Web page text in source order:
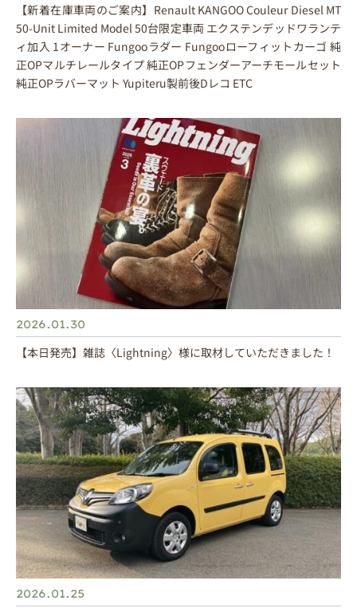
【新着在庫車両のご案内】Renault KANGOO Couleur Diesel MT
50-Unit Limited Model 50台限定車両 エクステンデッドワランテ
ィ加入 1オーナー Fungooラダー Fungooローフィットカーゴ 純
正OPマルチレールタイプ 純正OPフェンダーアーチモールセット
純正OPラバーマット Yupiteru製前後Dレコ ETC
2026.01.30
【本日発売】雑誌〈Lightning〉様に取材していただきました！
2026.01.25